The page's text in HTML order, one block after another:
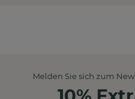
Melden Sie sich zum